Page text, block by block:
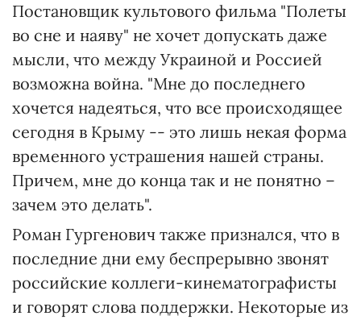
Постановщик культового фильма "Полеты
во сне и наяву" не хочет допускать даже
мысли, что между Украиной и Россией
возможна война. "Мне до последнего
хочется надеяться, что все происходящее
сегодня в Крыму -- это лишь некая форма
временного устрашения нашей страны.
Причем, мне до конца так и не понятно –
зачем это делать".
Роман Гургенович также признался, что в
последние дни ему беспрерывно звонят
российские коллеги-кинематографисты
и говорят слова поддержки. Некоторые из